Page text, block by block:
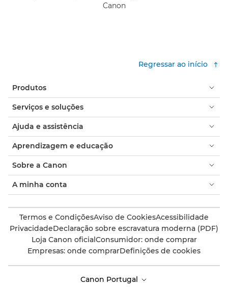
Canon
Regressar ao início
Produtos
Serviços e soluções
Ajuda e assistência
Aprendizagem e educação
Sobre a Canon
A minha conta
Termos e CondiçõesAviso de CookiesAcessibilidade
PrivacidadeDeclaração sobre escravatura moderna (PDF)
Loja Canon oficialConsumidor: onde comprar
Empresas: onde comprarDefinições de cookies
Canon Portugal